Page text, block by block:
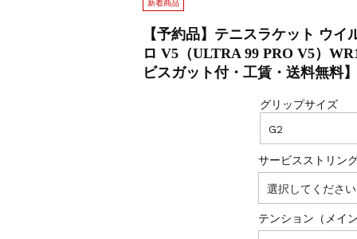
新着商品
【予約品】テニスラケット ウ
ロ V5（ULTRA 99 PRO V5）
ビスガット付・工賃・送料無料】
グリップサイズ
サービスストリン
テンション（メイ